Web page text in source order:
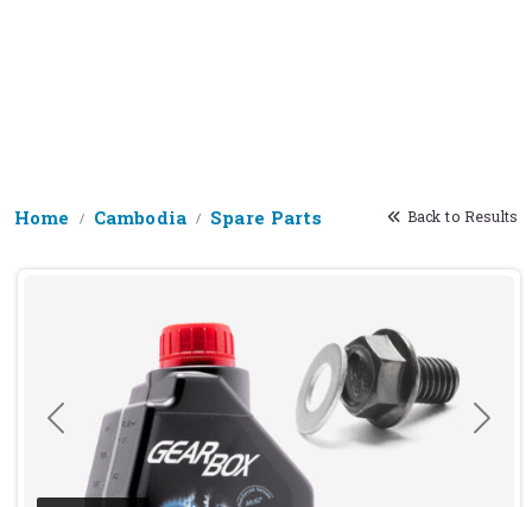
Home Cambodia Spare Parts Back to Results
Previous Next